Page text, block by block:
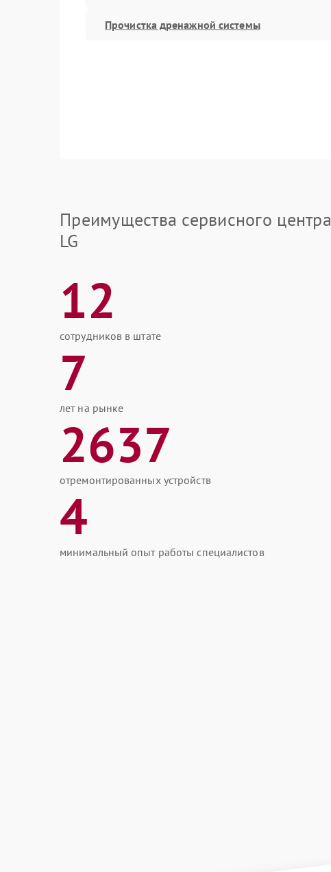
Прочистка дренажной системы
Преимущества сервисного центра
LG
12
сотрудников в штате
7
лет на рынке
2637
отремонтированных устройств
4
минимальный опыт работы специалистов